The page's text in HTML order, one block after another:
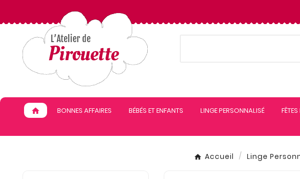
home BONNES AFFAIRES BÉBÉS ET ENFANTS LINGE PERSONNALISÉ
Accueil Linge